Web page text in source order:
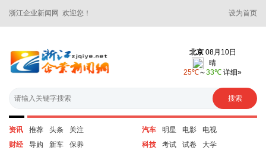
浙江企业新闻网 欢迎您！ 设为首页
资讯 推荐 头条
关注
财经
导购 新车 保养
汽车 明星 电影
电视
科技
考试 试卷 大学